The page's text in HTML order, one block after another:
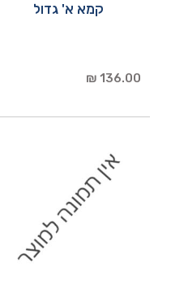
קמא א' גדול
136.00 ₪